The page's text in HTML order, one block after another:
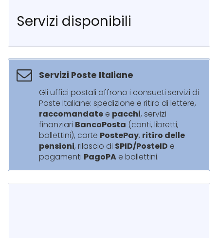
Servizi disponibili
Servizi Poste Italiane
Gli uffici postali offrono i consueti servizi di
Poste Italiane: spedizione e ritiro di lettere,
raccomandate e pacchi, servizi
finanziari BancoPosta (conti, libretti,
bollettini), carte PostePay, ritiro delle
pensioni, rilascio di SPID/PosteID e
pagamenti PagoPA e bollettini.